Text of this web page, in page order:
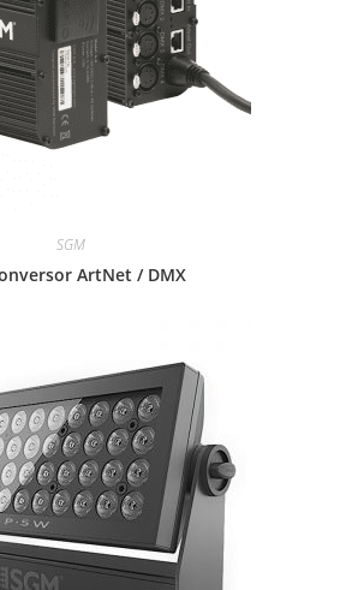
SGM
ArtNet / DMX